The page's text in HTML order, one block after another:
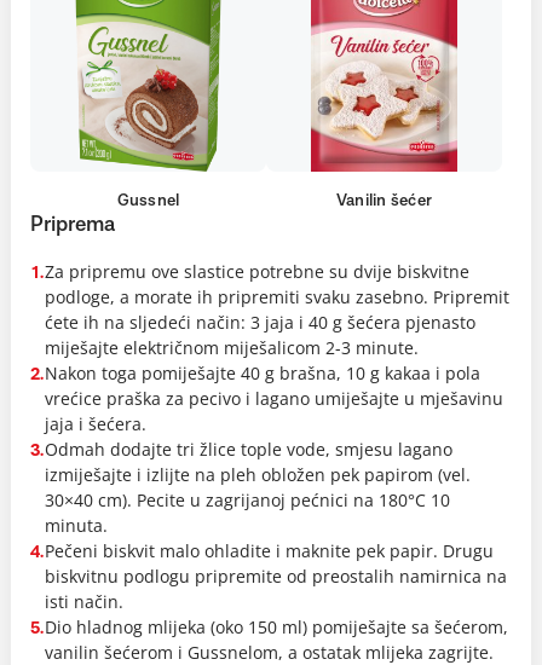
Gussnel Vanilin šećer
Priprema
1.Za pripremu ove slastice potrebne su dvije biskvitne
podloge, a morate ih pripremiti svaku zasebno. Pripremit
ćete ih na sljedeći način: 3 jaja i 40 g šećera pjenasto
miješajte električnom miješalicom 2-3 minute.
2.Nakon toga pomiješajte 40 g brašna, 10 g kakaa i pola
vrećice praška za pecivo i lagano umiješajte u mješavinu
jaja i šećera.
3.Odmah dodajte tri žlice tople vode, smjesu lagano
izmiješajte i izlijte na pleh obložen pek papirom (vel.
30×40 cm). Pecite u zagrijanoj pećnici na 180°C 10
minuta.
4.Pečeni biskvit malo ohladite i maknite pek papir. Drugu
biskvitnu podlogu pripremite od preostalih namirnica na
isti način.
5.Dio hladnog mlijeka (oko 150 ml) pomiješajte sa šećerom,
vanilin šećerom i Gussnelom, a ostatak mlijeka zagrijte.